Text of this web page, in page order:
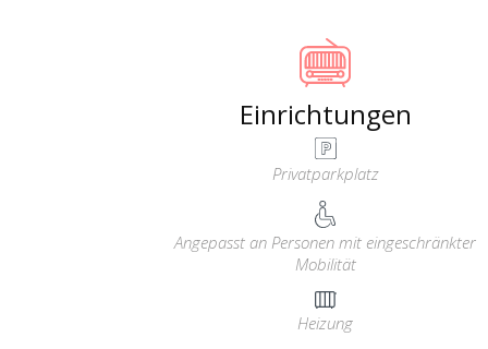
Einrichtungen
Privatparkplatz
Angepasst an Personen mit eingeschränkter
Mobilität
Heizung